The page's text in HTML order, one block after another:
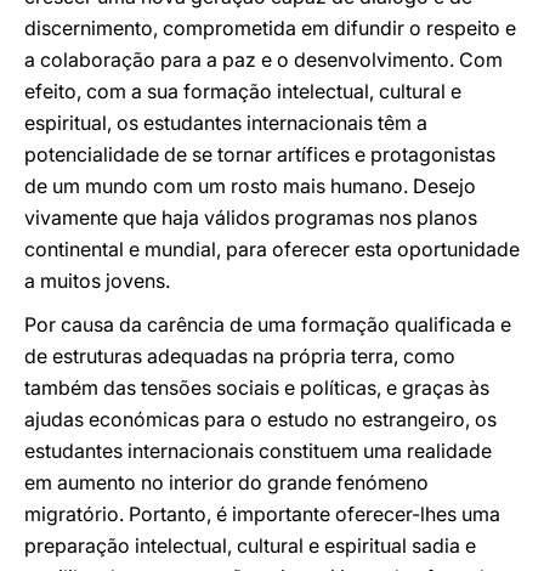
discernimento, comprometida em difundir o respeito e
a colaboração para a paz e o desenvolvimento. Com
efeito, com a sua formação intelectual, cultural e
espiritual, os estudantes internacionais têm a
potencialidade de se tornar artífices e protagonistas
de um mundo com um rosto mais humano. Desejo
vivamente que haja válidos programas nos planos
continental e mundial, para oferecer esta oportunidade
a muitos jovens.
Por causa da carência de uma formação qualificada e
de estruturas adequadas na própria terra, como
também das tensões sociais e políticas, e graças às
ajudas económicas para o estudo no estrangeiro, os
estudantes internacionais constituem uma realidade
em aumento no interior do grande fenómeno
migratório. Portanto, é importante oferecer-lhes uma
preparação intelectual, cultural e espiritual sadia e